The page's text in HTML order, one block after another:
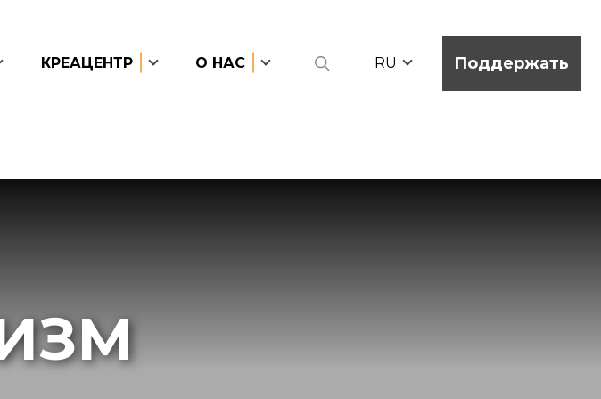
КРЕАЦЕНТР О НАС RU Поддержать